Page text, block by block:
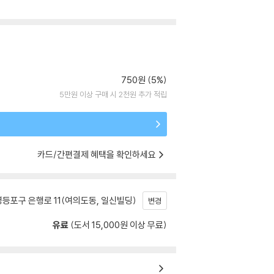
750원 (5%)
5만원 이상 구매 시 2천원 추가 적립
카드/간편결제 혜택을 확인하세요
포구 은행로 11(여의도동, 일신빌딩) 변경
유료 (도서 15,000원 이상 무료)